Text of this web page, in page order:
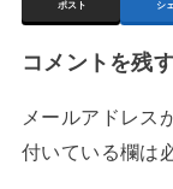
ポスト シ
コメントを残
メールアドレス
付いている欄は